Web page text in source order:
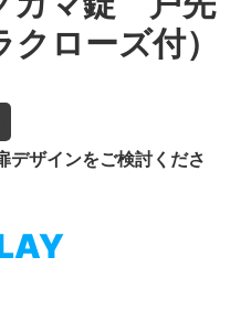
ローズ付）
デザインをご検討くださ